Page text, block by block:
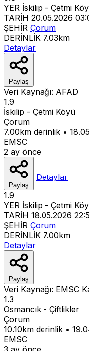
YER İskilip - Çetmi
TARİH 20.05.2026
ŞEHİR Çorum
DERİNLİK 7.03km
Detaylar
Paylaş
Veri Kaynağı: AFAD
1.9
İskilip - Çetmi Köyü
Çorum
7.00km derinlik •
EMSC
2 ay önce
Paylaş
Detaylar
1.9
YER İskilip - Çetmi
TARİH 18.05.2026
ŞEHİR Çorum
DERİNLİK 7.00km
Detaylar
Paylaş
Veri Kaynağı: EMSC
1.3
Osmancık - Çiftlikler
Çorum
10.10km derinlik •
EMSC
3 ay önce